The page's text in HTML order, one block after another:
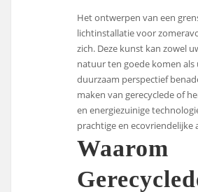
Het ontwerpen van een
lichtinstallatie voor
zich. Deze kunst kan zowel
natuur ten goede komen als
duurzaam perspectief
maken van gerecyclede of
en energiezuinige
prachtige en ecovriendelijke
Waarom